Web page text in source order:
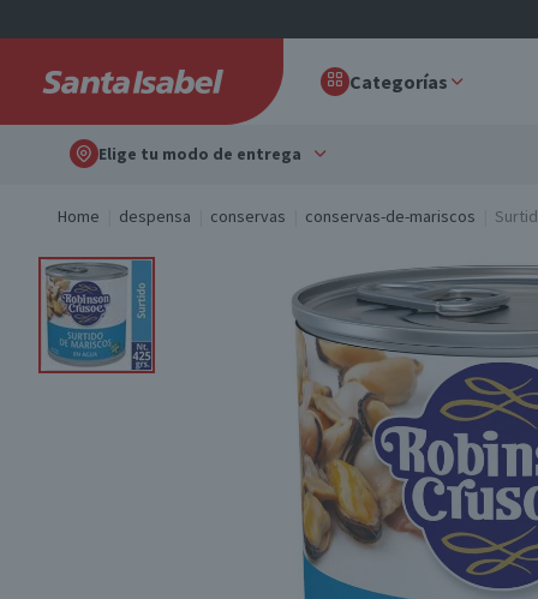
Categorías
Elige tu modo de entrega
Home despensa conservas conservas-de-mariscos